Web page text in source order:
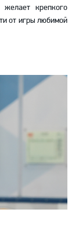
крепкого
от игры любимой